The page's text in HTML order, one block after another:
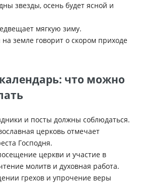
звезды, осень будет ясной и
мягкую зиму.
земле говорит о скором приходе
что можно
и посты должны соблюдаться.
церковь отмечает
Господня.
церкви и участие в
молитв и духовная работа.
грехов и упрочение веры